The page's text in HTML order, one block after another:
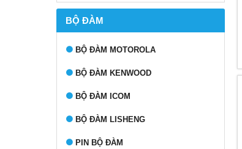
BỘ ĐÀM
BỘ ĐÀM MOTOROLA
BỘ ĐÀM KENWOOD
BỘ ĐÀM ICOM
BỘ ĐÀM LISHENG
PIN BỘ ĐÀM